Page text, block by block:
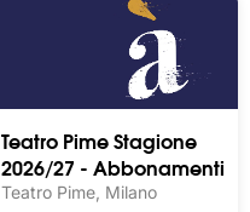
Teatro Pime Stagione
2026/27 - Abbonamenti
Teatro Pime, Milano